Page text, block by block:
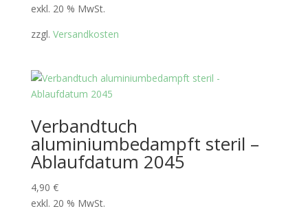
exkl. 20 % MwSt.
zzgl. Versandkosten
Verbandtuch
aluminiumbedampft steril –
Ablaufdatum 2045
4,90 €
exkl. 20 % MwSt.